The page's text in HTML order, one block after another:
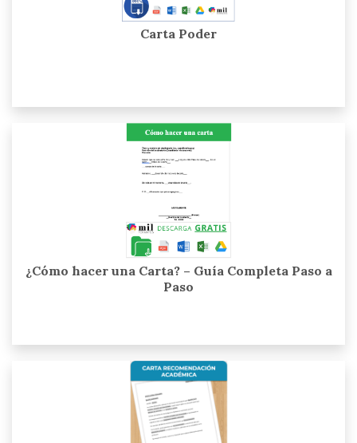
Carta Poder
¿Cómo hacer una Carta? – Guía Completa Paso a
Paso